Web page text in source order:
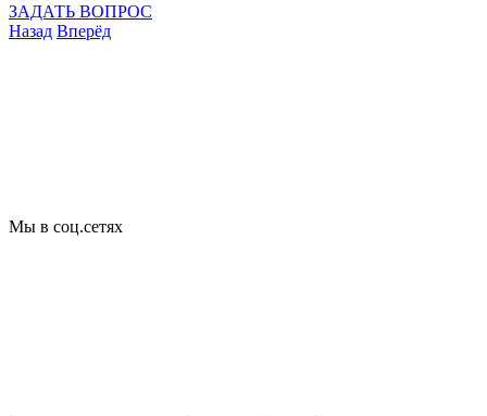
ЗАДАТЬ ВОПРОС
Назад Вперёд
Мы в соц.сетях